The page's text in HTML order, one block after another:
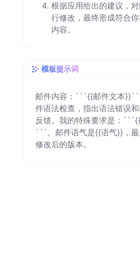
根据应用给出的建议，
行修改，最终形成符合
内容。
模板提示词
邮件内容：```{{邮件文本
件语法检查，指出语法错误
反馈。我的特殊要求是：
```。邮件语气是{{语气}}，
修改后的版本。